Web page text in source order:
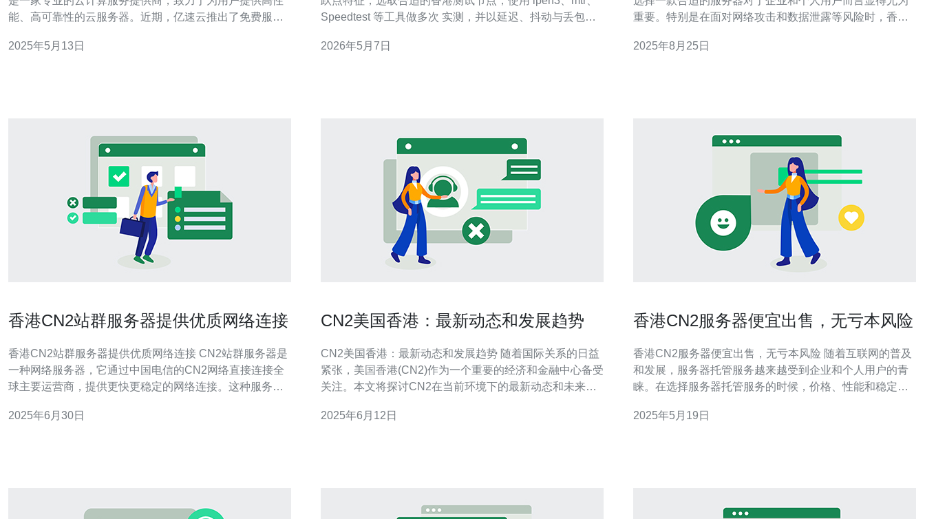
能、高可靠性的云服务器。近期，亿速云推出了免费服务
费。 亿速云的免费服务器cN2采用最新的云计算技术，配
2025年5月13日
Speedtest 等工具做多次 实测，并以延迟、抖动与丢包率
与质量。 如何判断一条线路是不是香港cn2线路？ 先用
2026年5月7日
重要。特别是在面对网络攻击和数据泄露等风险时，香港
的热门选择。许多用户在选择高防VPS时，常常希望找到
2025年8月25日
香港CN2站群服务器提供优质网络连接
香港CN2站群服务器提供优质网络连接 CN2站群服务器是
一种网络服务器，它通过中国电信的CN2网络直接连接全
球主要运营商，提供更快更稳定的网络连接。这种服务器
作为亚洲金融中心，拥有发达的通讯基础设施和稳定的政
2025年6月30日
CN2美国香港：最新动态和发展趋势
CN2美国香港：最新动态和发展趋势 随着国际关系的日益
紧张，美国香港(CN2)作为一个重要的经济和金融中心备受
关注。本文将探讨CN2在当前环境下的最新动态和未来发
际关系紧张、政治动荡、经济不稳定等问题。然而，CN2
2025年6月12日
香港CN2服务器便宜出售，无亏本风险
香港CN2服务器便宜出售，无亏本风险 随着互联网的普及
和发展，服务器托管服务越来越受到企业和个人用户的青
睐。在选择服务器托管服务的时候，价格、性能和稳定性
速度快、成本低廉而备受好评。现在，香港CN2服务器更
2025年5月19日